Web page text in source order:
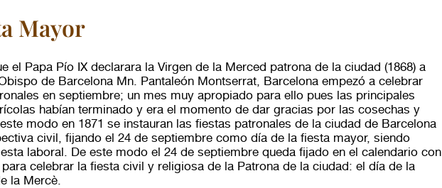
Mayor
el Papa Pío IX declarara la Virgen de la Merced patrona de la ciudad (1868) a
de Barcelona Mn. Pantaleón Montserrat, Barcelona empezó a celebrar
en septiembre; un mes muy apropiado para ello pues las principales
habían terminado y era el momento de dar gracias por las cosechas y
modo en 1871 se instauran las fiestas patronales de la ciudad de Barcelona
civil, fijando el 24 de septiembre como día de la fiesta mayor, siendo
laboral. De este modo el 24 de septiembre queda fijado en el calendario con
celebrar la fiesta civil y religiosa de la Patrona de la ciudad: el día de la
la Mercè.